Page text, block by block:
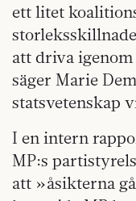
ett litet
att driva
säger Marie
statsvetenskap
I en intern
MP:s
att »åsikterna